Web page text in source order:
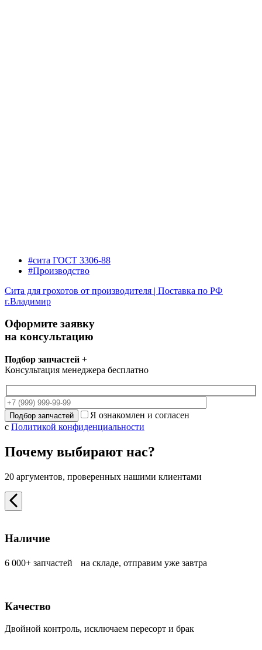
#сита ГОСТ 3306-88
#Производство
Сита для грохотов от производителя | Поставка по РФ
г.Владимир
Оформите заявку
на консультацию
Подбор запчастей +
Консультация менеджера бесплатно
Я ознакомлен и согласен
с Политикой конфиденциальности
Почему выбирают нас?
20 аргументов, проверенных нашими клиентами
Наличие
6 000+ запчастей на складе, отправим уже завтра
Качество
Двойной контроль, исключаем пересорт и брак